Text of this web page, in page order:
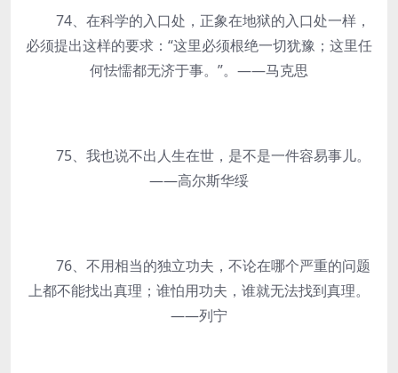
74、在科学的入口处，正象在地狱的入口处一样，
必须提出这样的要求：“这里必须根绝一切犹豫；这里任
何怯懦都无济于事。”。——马克思
75、我也说不出人生在世，是不是一件容易事儿。
——高尔斯华绥
76、不用相当的独立功夫，不论在哪个严重的问题
上都不能找出真理；谁怕用功夫，谁就无法找到真理。
——列宁